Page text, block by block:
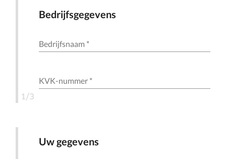
1/3
Bedrijfsgegevens
Bedrijfsnaam *
KVK-nummer *
Uw gegevens